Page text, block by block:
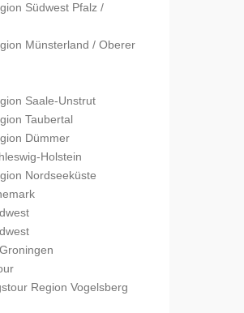
Südwest Pfalz /
Münsterland / Oberer
Saale-Unstrut
Taubertal
Dümmer
Holstein
Nordseeküste
Region Vogelsberg